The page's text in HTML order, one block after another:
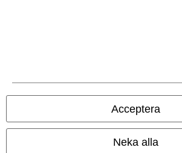
Acceptera
Neka alla
Alla priser inkl. moms.Fraktkostnad tillkommer.
© 1986-2026 E.M.P. Merchandising HGmbH